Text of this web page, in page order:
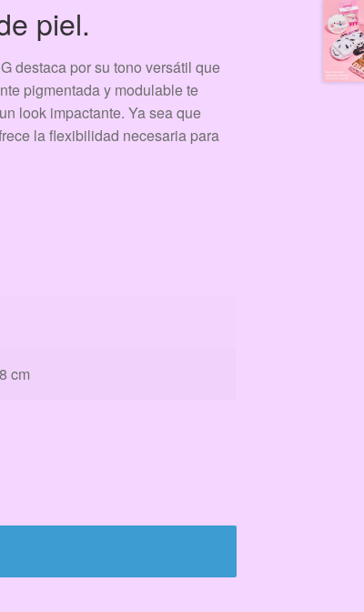
piel.
destaca por su tono versátil que
pigmentada y modulable te
look impactante. Ya sea que
la flexibilidad necesaria para
cm